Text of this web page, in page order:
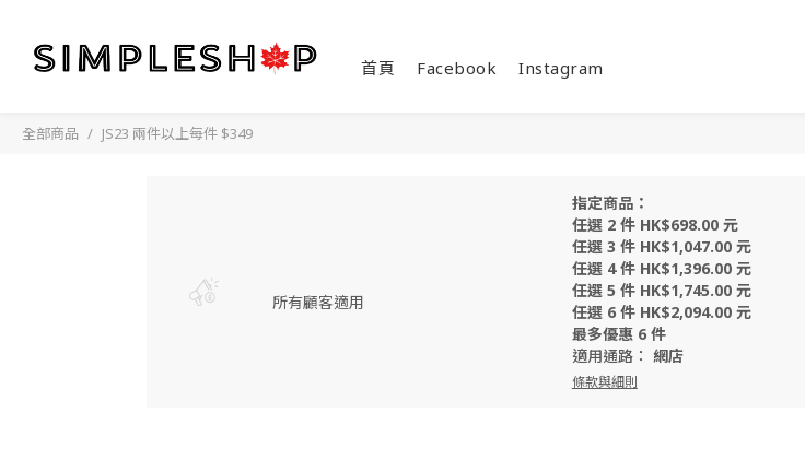
首頁 Facebook Instagram
全部商品 JS23 兩件以上每件 $349
所有顧客適用
指定商品：
任選 2 件 HK$698.00 元
任選 3 件 HK$1,047.00 元
任選 4 件 HK$1,396.00 元
任選 5 件 HK$1,745.00 元
任選 6 件 HK$2,094.00 元
最多優惠 6 件
適用通路： 網店
條款與細則